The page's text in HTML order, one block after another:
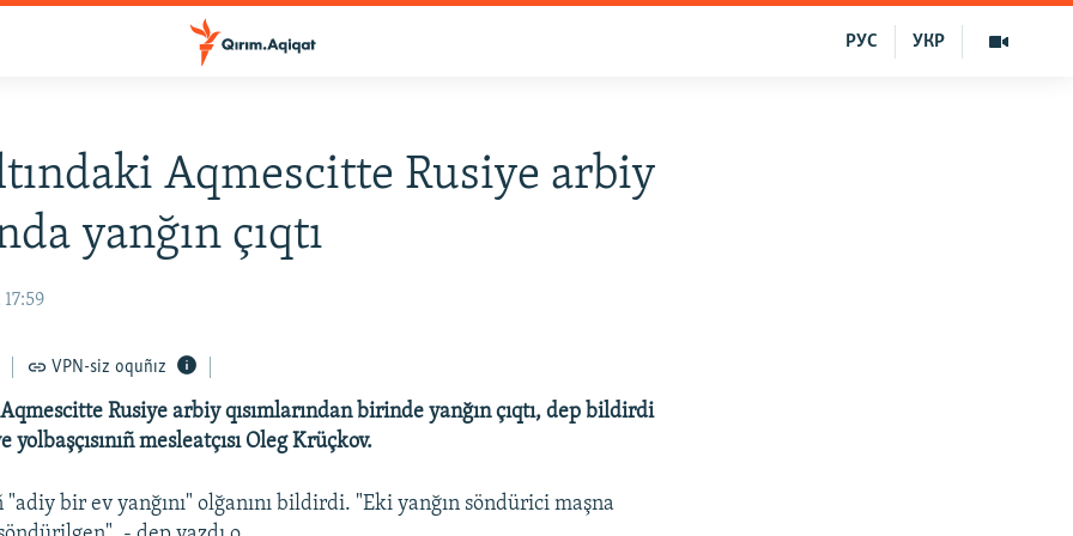
УКР
РУС
Aqmescitte Rusiye arbiy
yanğın çıqtı
VPN-siz oquñız
Rusiye arbiy qısımlarından birinde yanğın çıqtı, dep bildirdi
yolbaşçısınıñ mesleatçısı Oleg Krüçkov.
"adiy bir ev yanğını" olğanını bildirdi. "Eki yanğın söndürici maşna